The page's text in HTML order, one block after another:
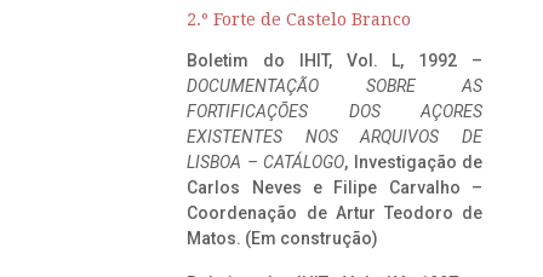
2.º Forte de Castelo Branco
Boletim do IHIT, Vol. L, 1992 –
DOCUMENTAÇÃO SOBRE AS
FORTIFICAÇÕES DOS AÇORES
EXISTENTES NOS ARQUIVOS DE
LISBOA – CATÁLOGO, Investigação de
Carlos Neves e Filipe Carvalho –
Coordenação de Artur Teodoro de
Matos. (Em construção)